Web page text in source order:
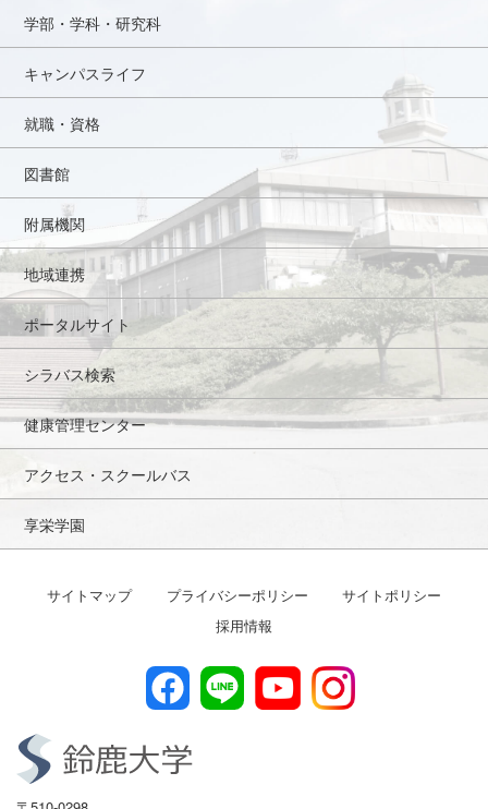
学部・学科・研究科
キャンパスライフ
就職・資格
図書館
附属機関
地域連携
ポータルサイト
シラバス検索
健康管理センター
アクセス・スクールバス
享栄学園
サイトマップ プライバシーポリシー
サイトポリシー
採用情報